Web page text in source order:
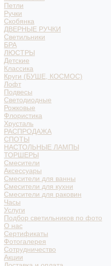
Петли
Ручки
Скобянка
ДВЕРНЫЕ РУЧКИ
Светильники
БРА
ЛЮСТРЫ
Детские
Классика
Круги (БУШЕ, КОСМОС)
Лофт
Подвесы
Светодиодные
Рожковые
Флористика
Хрусталь
РАСПРОДАЖА
СПОТЫ
НАСТОЛЬНЫЕ ЛАМПЫ
ТОРШЕРЫ
Смесители
Аксессуары
Смесители для ванны
Смесители для кухни
Смесители для раковин
Часы
Услуги
Подбор светильников по фото
О нас
Сертификаты
Фотогалерея
Сотрудничество
Акции